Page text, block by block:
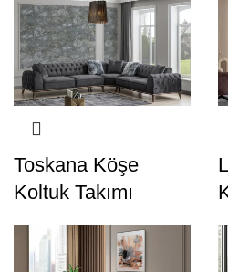
Toskana Köşe
Koltuk Takımı